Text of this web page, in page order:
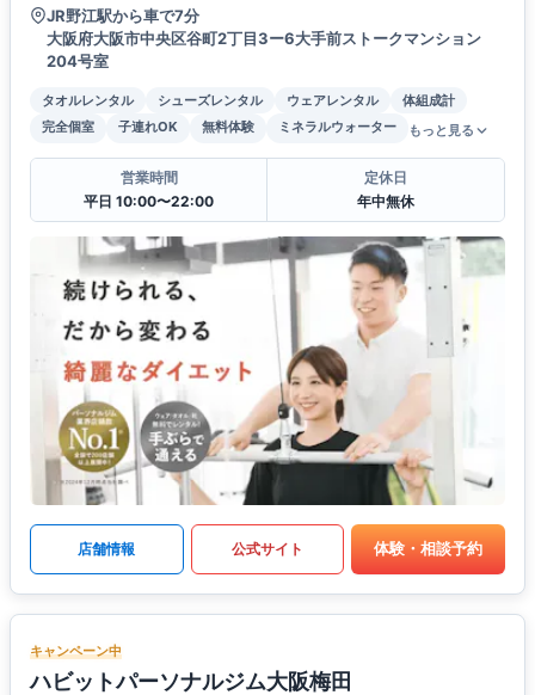
JR野江駅から車で7分
大阪府大阪市中央区谷町2丁目3ー6大手前ストークマンション
204号室
タオルレンタル シューズレンタル ウェアレンタル
体組成計
完全個室
子連れOK 無料体験 ミネラルウォーター もっと見る
営業時間
平日 10:00〜22:00
定休日
年中無休
店舗情報 公式サイト 体験・相談予約
キャンペーン中
ハビットパーソナルジム大阪梅田